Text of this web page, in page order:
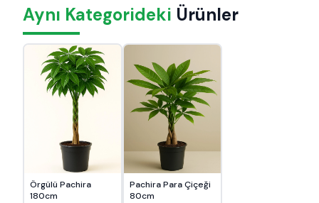
Aynı Kategorideki Ürünler
Örgülü Pachira
180cm
Pachira Para Çiçeği
80cm